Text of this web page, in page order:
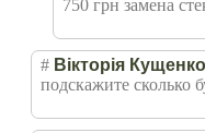
750 грн замена
# Вікторія Кущенко
подскажите сколько